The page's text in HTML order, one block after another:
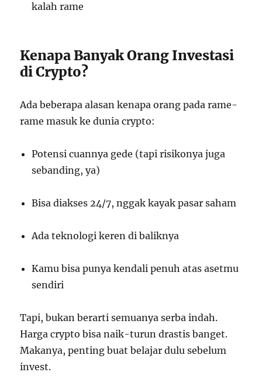
kalah rame
Kenapa Banyak Orang Investasi
di Crypto?
Ada beberapa alasan kenapa orang pada rame-
rame masuk ke dunia crypto:
Potensi cuannya gede (tapi risikonya juga
sebanding, ya)
Bisa diakses 24/7, nggak kayak pasar saham
Ada teknologi keren di baliknya
Kamu bisa punya kendali penuh atas asetmu
sendiri
Tapi, bukan berarti semuanya serba indah.
Harga crypto bisa naik-turun drastis banget.
Makanya, penting buat belajar dulu sebelum
invest.